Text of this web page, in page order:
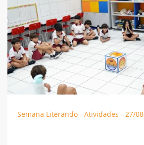
Semana Literando - Atividades - 27/08